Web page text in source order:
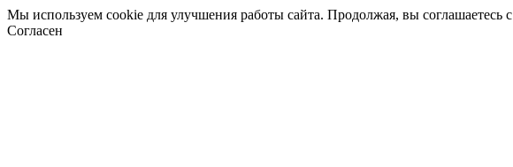
Мы используем cookie для улучшения работы сайта. Продолжая, вы соглашаетесь с
Согласен